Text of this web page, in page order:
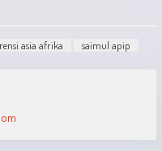
asia afrika saimul apip